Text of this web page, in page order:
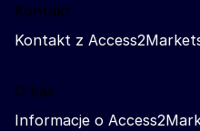
Kontakt
Kontakt z
O nas
Informacje o